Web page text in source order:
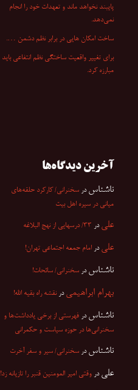
پایبند نخواهد ماند و تعهدات خود را انجام
نمی‌دهد.
ساخت امکان هایی در برابر نظم دشمن ….
برای تغییر واقعیت ساختگی نظم انتفاعی باید
مبارزه کرد.
آخرین دیدگاه‌ها
ناشناس در سخنرانی/ کارکرد حلقه‌های
میانی در سیره اهل بیت
علی در ۳۳/ درسهایی از نهج البلاغه
علی در امام جمعه اجتماعی تهران!
ناشناس در سخنرانی/ سائحات!
بهرام ابراهیمی درنقشه راه بقیه الله!
ناشناس در فهرستی از برخی یادداشت‌ها و
سخنرانی‌ها در حوزه سیاست و حکمرانی
ناشناس در سخنرانی/ سیر و سفر آخرت
علی در وقتی امیر المومنین قنبر را تازیانه زد!